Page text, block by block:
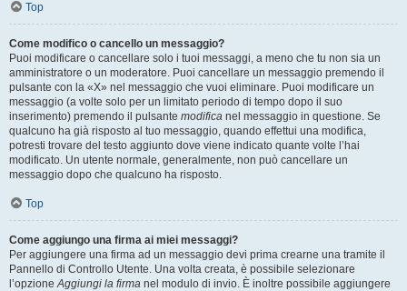
Top
Come modifico o cancello un messaggio?
Puoi modificare o cancellare solo i tuoi messaggi, a meno che tu non sia un
amministratore o un moderatore. Puoi cancellare un messaggio premendo il
pulsante con la «X» nel messaggio che vuoi eliminare. Puoi modificare un
messaggio (a volte solo per un limitato periodo di tempo dopo il suo
inserimento) premendo il pulsante modifica nel messaggio in questione. Se
qualcuno ha già risposto al tuo messaggio, quando effettui una modifica,
potresti trovare del testo aggiunto dove viene indicato quante volte l’hai
modificato. Un utente normale, generalmente, non può cancellare un
messaggio dopo che qualcuno ha risposto.
Top
Come aggiungo una firma ai miei messaggi?
Per aggiungere una firma ad un messaggio devi prima crearne una tramite il
Pannello di Controllo Utente. Una volta creata, è possibile selezionare
l’opzioneAggiungi la firma nel modulo di invio. È inoltre possibile aggiungere